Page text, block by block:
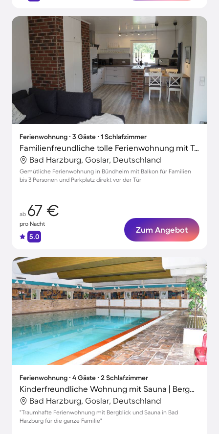
Ferienwohnung ∙ 3 Gäste ∙ 1 Schlafzimmer
Familienfreundliche tolle Ferienwohnung mit Terrasse und Grill | Naturblick
Bad Harzburg, Goslar, Deutschland
Gemütliche Ferienwohnung in Bündheim mit Balkon für Familien
bis 3 Personen und Parkplatz direkt vor der Tür
ab 67 €
pro Nacht
5.0
Zum Angebot
Ferienwohnung ∙ 4 Gäste ∙ 2 Schlafzimmer
Kinderfreundliche Wohnung mit Sauna | Bergblick
Bad Harzburg, Goslar, Deutschland
"Traumhafte Ferienwohnung mit Bergblick und Sauna in Bad
Harzburg für die ganze Familie"